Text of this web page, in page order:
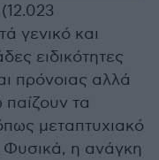
(12.023
γενικό και
ειδικότητες
πρόνοιας αλλά
τα
μεταπτυχιακό
Φυσικά, η ανάγκη